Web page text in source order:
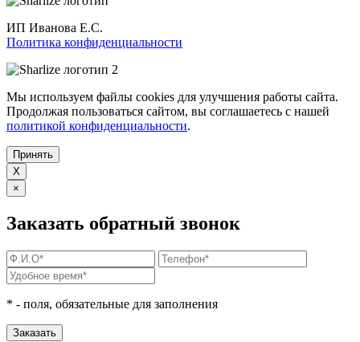
ИП Иванова Е.С.
Политика конфиденциальности
Мы используем файлы cookies для улучшения работы сайта.
Продолжая пользоваться сайтом, вы соглашаетесь с нашей
политикой конфиденциальности.
Принять
X
×
Заказать обратный звонок
* - поля, обязательные для заполнения